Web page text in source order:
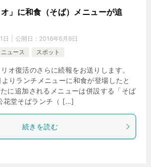
オ」に和食（そば）メニューが追
日 公開日： 2016年6月6日
ニュース スポット
オ復活のさらに続報をお送りします。
りランチメニューに和食が登場したと
に追加されるメニューは併設する「そば
花堂そばランチ（ […]
続きを読む